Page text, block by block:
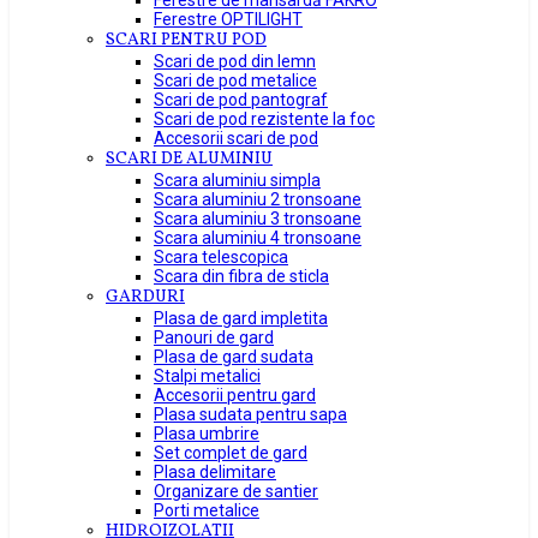
Ferestre OPTILIGHT
SCARI PENTRU POD
Scari de pod din lemn
Scari de pod metalice
Scari de pod pantograf
Scari de pod rezistente la foc
Accesorii scari de pod
SCARI DE ALUMINIU
Scara aluminiu simpla
Scara aluminiu 2 tronsoane
Scara aluminiu 3 tronsoane
Scara aluminiu 4 tronsoane
Scara telescopica
Scara din fibra de sticla
GARDURI
Plasa de gard impletita
Panouri de gard
Plasa de gard sudata
Stalpi metalici
Accesorii pentru gard
Plasa sudata pentru sapa
Plasa umbrire
Set complet de gard
Plasa delimitare
Organizare de santier
Porti metalice
HIDROIZOLATII